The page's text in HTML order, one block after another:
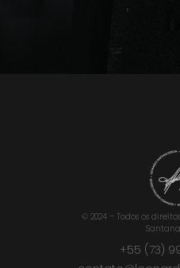
© 2024 – Todos os
+55 (73)